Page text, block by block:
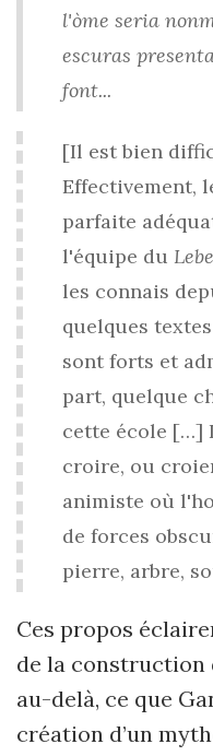
l'òme seria
escuras
font...
[Il est bien
Effectivement,
parfaite
l'équipe du
les connais
quelques
sont forts et
part, quelque
cette école […]
croire, ou
animiste où
de forces
pierre, arbre,
Ces propos
de la construction
au-delà, ce que
création d’un